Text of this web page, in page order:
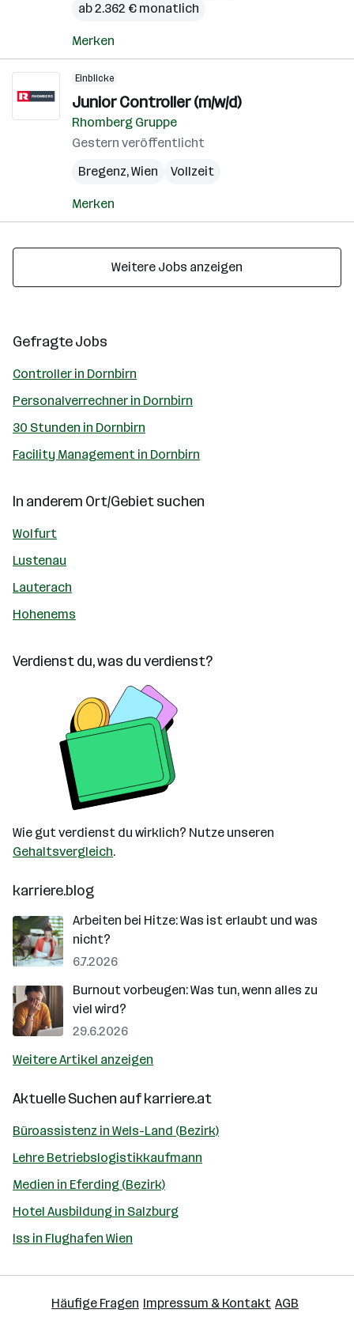
ab 2.362 € monatlich
Merken
Einblicke
Junior Controller (m/w/d)
Rhomberg Gruppe
Gestern veröffentlicht
Bregenz,Wien Vollzeit
Merken
Weitere Jobs anzeigen
Gefragte Jobs
Controller in Dornbirn
Personalverrechner in Dornbirn
30 Stunden in Dornbirn
Facility Management in Dornbirn
In anderem Ort/Gebiet suchen
Wolfurt
Lustenau
Lauterach
Hohenems
Verdienst du, was du verdienst?
Wie gut verdienst du wirklich? Nutze unseren
Gehaltsvergleich.
karriere.blog
Arbeiten bei Hitze: Was ist erlaubt und was
nicht?
6.7.2026
Burnout vorbeugen: Was tun, wenn alles zu
viel wird?
29.6.2026
Weitere Artikel anzeigen
Aktuelle Suchen aufkarriere.at
Büroassistenz in Wels-Land (Bezirk)
Lehre Betriebslogistikkaufmann
Medien in Eferding (Bezirk)
Hotel Ausbildung in Salzburg
Iss in Flughafen Wien
Häufige Fragen Impressum & Kontakt AGB